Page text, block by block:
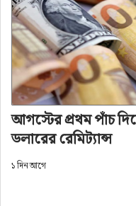
আগস্টের প্রথম পাঁচ
ডলারের রেমিট্যান্স
১ দিন আগে